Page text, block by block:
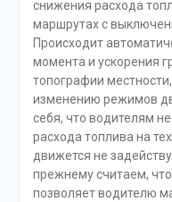
снижения расхода
маршрутах с
Происходит
момента и ускорения
топографии
изменению режимов
себя, что водителям
расхода топлива на
движется не
прежнему считаем,
позволяет водителю